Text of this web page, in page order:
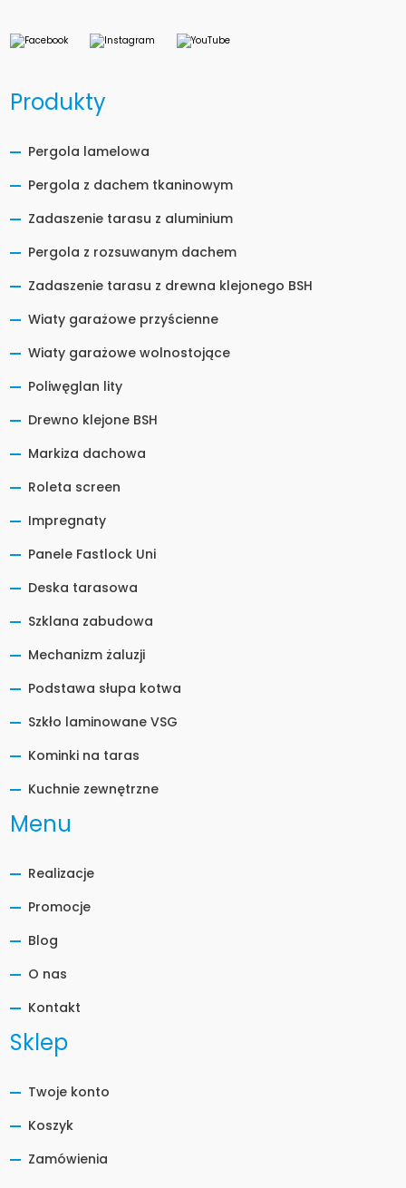
Produkty
Pergola lamelowa
Pergola z dachem tkaninowym
Zadaszenie tarasu z aluminium
Pergola z rozsuwanym dachem
Zadaszenie tarasu z drewna klejonego BSH
Wiaty garażowe przyścienne
Wiaty garażowe wolnostojące
Poliwęglan lity
Drewno klejone BSH
Markiza dachowa
Roleta screen
Impregnaty
Panele Fastlock Uni
Deska tarasowa
Szklana zabudowa
Mechanizm żaluzji
Podstawa słupa kotwa
Szkło laminowane VSG
Kominki na taras
Kuchnie zewnętrzne
Menu
Realizacje
Promocje
Blog
O nas
Kontakt
Sklep
Twoje konto
Koszyk
Zamówienia